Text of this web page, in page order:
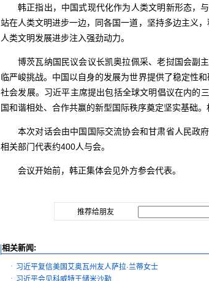
韩正指出，中国式现代化作为人类文明新形态，
站在人类文明进步一边，同各国一道，坚持多边主义
人类文明发展进步注入强劲动力。
博茨瓦纳国民议会议长凯奥拉佩采、老挝国会副
临严峻挑战。中国以自身的发展为世界提供了稳定性
社会发展。习近平主席提出包括全球文明倡议在内的
国和谐相处、合作共赢的新型国际秩序奠定坚实基础
本次对话会由中国国际交流协会和甘肃省人民政
相关部门代表约400人与会。
会议开始前，韩正集体会见外方参会代表。
推荐给朋友
相关新闻:
· 习近平复信美国艾奥瓦州友人萨拉·兰蒂女士
· 习近平会见科威特王储米沙勒